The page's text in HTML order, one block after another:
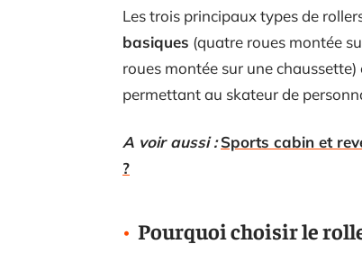
Les trois principaux types de
basiques (quatre roues montée
roues montée sur une
permettant au skateur de
A voir aussi : Sports cabin et
?
Pourquoi choisir le